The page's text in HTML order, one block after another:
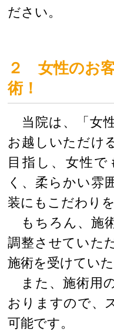
ださい。
２ 女性のお
術！
当院は、「女
お越しいただけ
目指し、女性
く、柔らかい雰
装にもこだわり
もちろん、施
調整させていた
施術を受けていた
また、施術用
おりますので、
可能です。